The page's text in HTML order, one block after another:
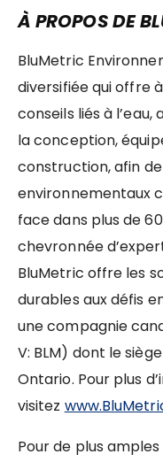
À PROPOS DE
BluMetric
diversifiée qui offre
conseils liés à l’eau,
la conception,
construction, afin
environnementaux
face dans plus de
chevronnée
BluMetric offre les
durables aux défis
une compagnie
V: BLM) dont le
Ontario. Pour plus
visitez
Pour de plus